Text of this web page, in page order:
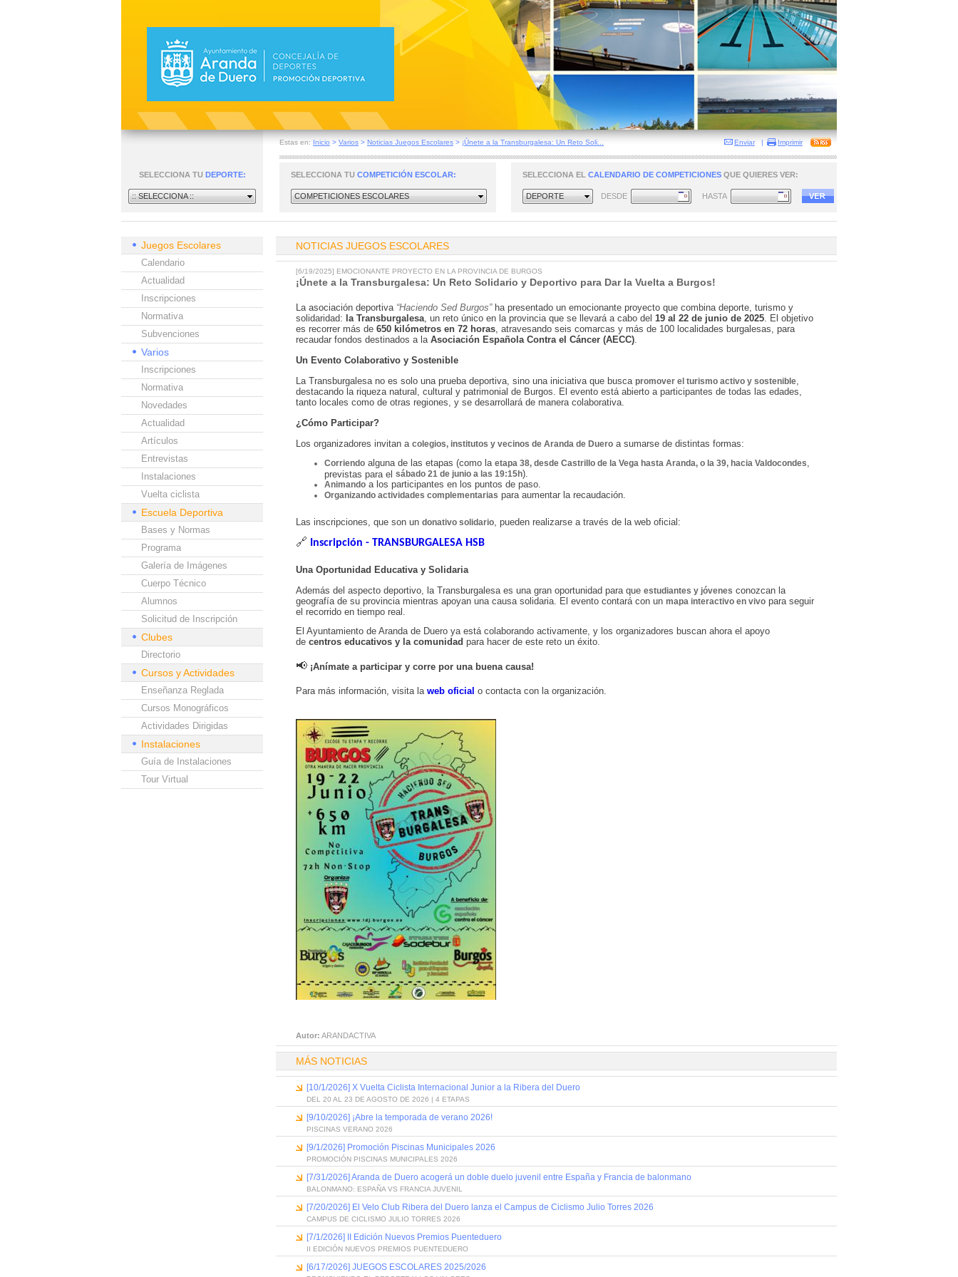
Estas en: Inicio > Varios > Noticias Juegos Escolares > ¡Únete a la Transburgalesa: Un Reto Soli... Enviar | Imprimir
SELECCIONA TU DEPORTE:
:: SELECCIONA ::
SELECCIONA TU COMPETICIÓN ESCOLAR:
COMPETICIONES ESCOLARES
SELECCIONA EL CALENDARIO DE COMPETICIONES QUE QUIERES VER:
DEPORTE DESDE HASTA
Juegos Escolares
Calendario
Actualidad
Inscripciones
Normativa
Subvenciones
Varios
Inscripciones
Normativa
Novedades
Actualidad
Artículos
Entrevistas
Instalaciones
Vuelta ciclista
Escuela Deportiva
Bases y Normas
Programa
Galería de Imágenes
Cuerpo Técnico
Alumnos
Solicitud de Inscripción
Clubes
Directorio
Cursos y Actividades
Enseñanza Reglada
Cursos Monográficos
Actividades Dirigidas
Instalaciones
Guía de Instalaciones
Tour Virtual
NOTICIAS JUEGOS ESCOLARES
[6/19/2025] EMOCIONANTE PROYECTO EN LA PROVINCIA DE BURGOS
¡Únete a la Transburgalesa: Un Reto Solidario y Deportivo para Dar la Vuelta a Burgos!
La asociación deportiva “Haciendo Sed Burgos”ha presentado un emocionante proyecto que combina deporte, turismo y
solidaridad: la Transburgalesa, un reto único en la provincia que se llevará a cabo del 19 al 22 de junio de 2025. El objetivo
es recorrer más de 650 kilómetros en 72 horas, atravesando seis comarcas y más de 100 localidades burgalesas, para
recaudar fondos destinados a la Asociación Española Contra el Cáncer (AECC).
Un Evento Colaborativo y Sostenible
La Transburgalesa no es solo una prueba deportiva, sino una iniciativa que busca promover el turismo activo y sostenible,
destacando la riqueza natural, cultural y patrimonial de Burgos. El evento está abierto a participantes de todas las edades,
tanto locales como de otras regiones, y se desarrollará de manera colaborativa.
¿Cómo Participar?
Los organizadores invitan a colegios, institutos y vecinos de Aranda de Duero a sumarse de distintas formas:
Corriendo alguna de las etapas (como la etapa 38, desde Castrillo de la Vega hasta Aranda, o la 39, hacia Valdocondes,
previstas para el sábado 21 de junio a las 19:15h).
Animando a los participantes en los puntos de paso.
Organizando actividades complementarias para aumentar la recaudación.
Las inscripciones, que son un donativo solidario, pueden realizarse a través de la web oficial:
🔗 Inscripción - TRANSBURGALESA HSB
Una Oportunidad Educativa y Solidaria
Además del aspecto deportivo, la Transburgalesa es una gran oportunidad para que estudiantes y jóvenes conozcan la
geografía de su provincia mientras apoyan una causa solidaria. El evento contará con un mapa interactivo en vivo para seguir
el recorrido en tiempo real.
El Ayuntamiento de Aranda de Duero ya está colaborando activamente, y los organizadores buscan ahora el apoyo
de centros educativos y la comunidad para hacer de este reto un éxito.
📢 ¡Anímate a participar y corre por una buena causa!
Para más información, visita la web oficial o contacta con la organización.
Autor: ARANDACTIVA
MÁS NOTICIAS
[10/1/2026] X Vuelta Ciclista Internacional Junior a la Ribera del Duero
DEL 20 AL 23 DE AGOSTO DE 2026 | 4 ETAPAS
[9/10/2026] ¡Abre la temporada de verano 2026!
PISCINAS VERANO 2026
[9/1/2026] Promoción Piscinas Municipales 2026
PROMOCIÓN PISCINAS MUNICIPALES 2026
[7/31/2026] Aranda de Duero acogerá un doble duelo juvenil entre España y Francia de balonmano
BALONMANO: ESPAÑA VS FRANCIA JUVENIL
[7/20/2026] El Velo Club Ribera del Duero lanza el Campus de Ciclismo Julio Torres 2026
CAMPUS DE CICLISMO JULIO TORRES 2026
[7/1/2026] II Edición Nuevos Premios Puenteduero
II EDICIÓN NUEVOS PREMIOS PUENTEDUERO
[6/17/2026] JUEGOS ESCOLARES 2025/2026